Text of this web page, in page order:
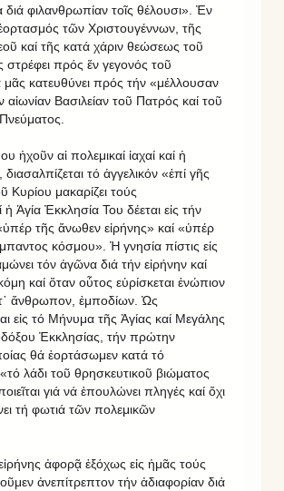
φιλανθρωπίαν τοῖς θέλουσι». Ἐν
τῶν Χριστουγέννων, τῆς
καί τῆς κατά χάριν θεώσεως τοῦ
πρός ἕν γεγονός τοῦ
κατευθύνει πρός τήν «μέλλουσαν
Βασιλείαν τοῦ Πατρός καί τοῦ
ἠχοῦν αἱ πολεμικαί ἰαχαί καί ἡ
τό ἀγγελικόν «ἐπί γῆς
Κυρίου μακαρίζει τούς
ἡ Ἁγία Ἐκκλησία Του δέεται εἰς τήν
τῆς ἄνωθεν εἰρήνης» καί «ὑπέρ
κόσμου». Ἡ γνησία πίστις εἰς
τόν ἀγῶνα διά τήν εἰρήνην καί
καί ὅταν οὗτος εὑρίσκεται ἐνώπιον
ἄνθρωπον, ἐμποδίων. Ὡς
εἰς τό Μήνυμα τῆς Ἁγίας καί Μεγάλης
Ἐκκλησίας, τήν πρώτην
θά ἑορτάσωμεν κατά τό
λάδι τοῦ θρησκευτικοῦ βιώματος
γιά νά ἐπουλώνει πληγές καί ὄχι
τή φωτιά τῶν πολεμικῶν
ἀφορᾷ ἐξόχως εἰς ἡμᾶς τούς
ἀνεπίτρεπτον τήν ἀδιαφορίαν διά